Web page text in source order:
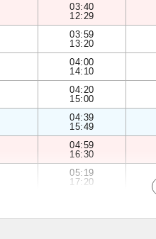
03:40
12:29
03:59
13:20
04:00
14:10
04:20
15:00
04:39
15:49
04:59
16:30
05:19
17:20